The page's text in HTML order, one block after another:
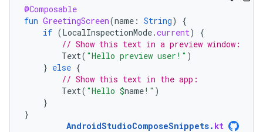
@Composable
fun GreetingScreen(name : String)
{
if (LocalInspectionMode.current)
{
// Show this text in a preview window:
Text( "Hello preview user!" )
} else {
// Show this text in the app:
Text( "Hello $name!" )
}
}
AndroidStudioComposeSnippets. kt